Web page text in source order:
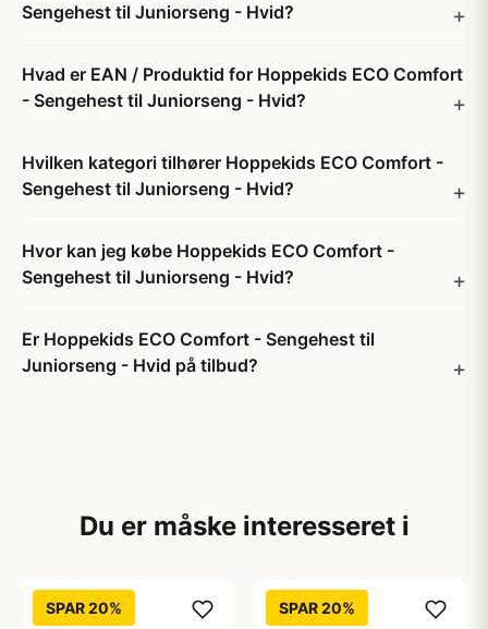
Sengehest til Juniorseng - Hvid?
Hvad er EAN / Produktid for Hoppekids ECO Comfort
- Sengehest til Juniorseng - Hvid?
Hvilken kategori tilhører Hoppekids ECO Comfort -
Sengehest til Juniorseng - Hvid?
Hvor kan jeg købe Hoppekids ECO Comfort -
Sengehest til Juniorseng - Hvid?
Er Hoppekids ECO Comfort - Sengehest til
Juniorseng - Hvid på tilbud?
Du er måske interesseret i
SPAR 20% SPAR 20%